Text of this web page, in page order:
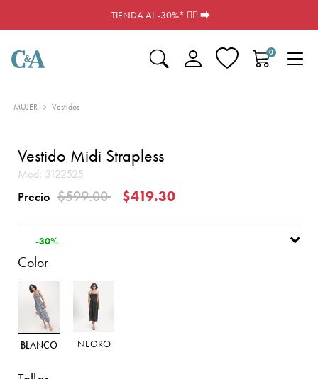
TIENDA AL -30%* ❤️‍🔥 ⮕
0
MUJER Vestidos
Vestido Midi Strapless
Mod: 3122525
Precio Precio reducido de
$599.00a $419.30
-30%
Color
BLANCO NEGRO